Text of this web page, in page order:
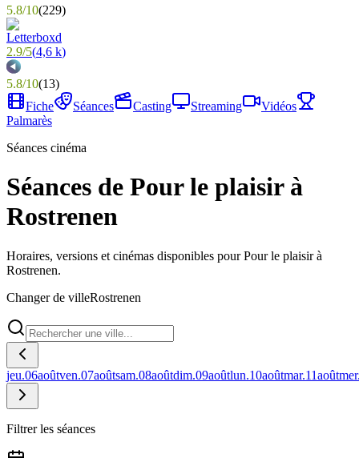
5.8/10(229)
2.9/5(4,6 k)
5.8/10(13)
Fiche
Séances Casting Streaming
Vidéos
Palmarès
Séances cinéma
Séances de Pour le plaisir à
Rostrenen
Horaires, versions et cinémas disponibles pour Pour le plaisir à
Rostrenen.
Changer de villeRostrenen
jeu.06aoûtven.07aoûtsam.08aoûtdim.09aoûtlun.10aoûtmar.11août
Filtrer les séances